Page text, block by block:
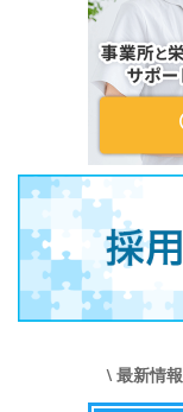
\ 最新情